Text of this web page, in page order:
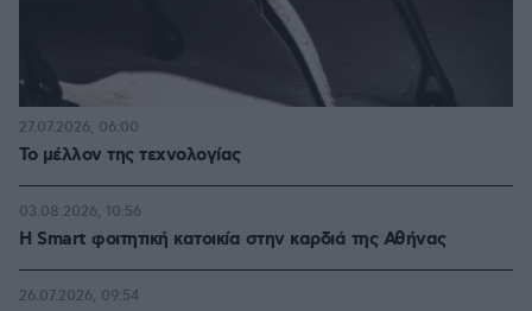
Το μέλλον της τεχνολογίας
27.07.2026, 06:00
Η Smart φοιτητική κατοικία στην καρδιά της Αθήνας
03.08.2026, 10:56
26.07.2026, 09:54